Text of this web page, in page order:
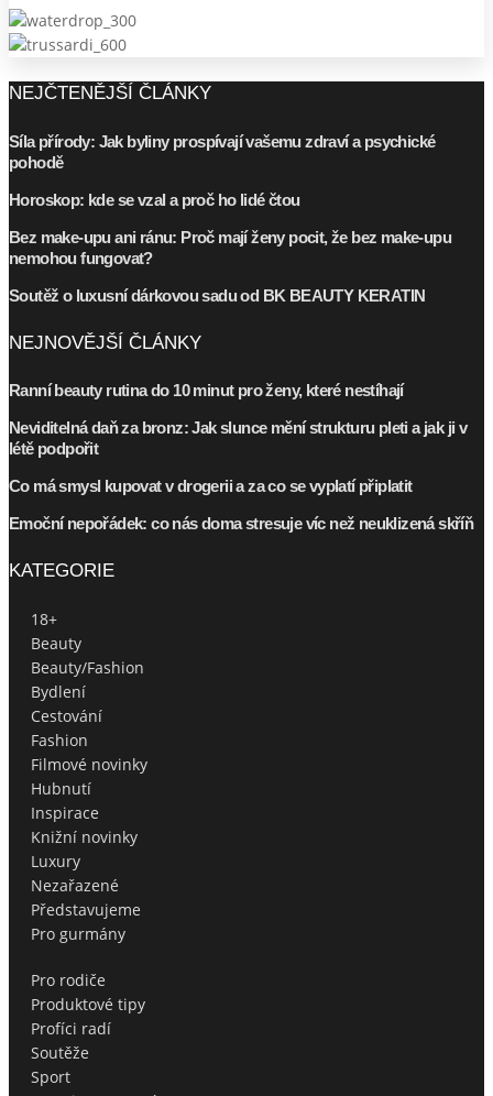
NEJČTENĚJŠÍ ČLÁNKY
Síla přírody: Jak byliny prospívají vašemu zdraví a psychické
pohodě
Horoskop: kde se vzal a proč ho lidé čtou
Bez make-upu ani ránu: Proč mají ženy pocit, že bez make-upu
nemohou fungovat?
Soutěž o luxusní dárkovou sadu od BK BEAUTY KERATIN
NEJNOVĚJŠÍ ČLÁNKY
Ranní beauty rutina do 10 minut pro ženy, které nestíhají
Neviditelná daň za bronz: Jak slunce mění strukturu pleti a jak ji v
létě podpořit
Co má smysl kupovat v drogerii a za co se vyplatí připlatit
Emoční nepořádek: co nás doma stresuje víc než neuklizená skříň
KATEGORIE
18+
Beauty
Beauty/Fashion
Bydlení
Cestování
Fashion
Filmové novinky
Hubnutí
Inspirace
Knižní novinky
Luxury
Nezařazené
Představujeme
Pro gurmány
Pro rodiče
Produktové tipy
Profíci radí
Soutěže
Sport